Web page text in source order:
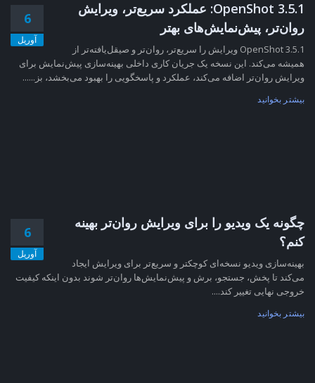
6
آوریل
OpenShot 3.5.1: عملکرد سریع‌تر، ویرایش
روان‌تر، پیش‌نمایش‌های بهتر
OpenShot 3.5.1 ویرایش را سریع‌تر، روان‌تر و صیقل‌یافته‌تر از
همیشه می‌کند. این نسخه یک جریان کاری داخلی بهینه‌سازی پیش‌نمایش برای
ویرایش روان‌تر اضافه می‌کند، عملکرد و پاسخگویی را بهبود می‌بخشد، بز......
بیشتر بخوانید
6
آوریل
چگونه یک ویدیو را برای ویرایش روان‌تر بهینه
کنم؟
بهینه‌سازی ویدیو نسخه‌ای کوچکتر و سریع‌تر برای ویرایش ایجاد
می‌کند تا پخش، جستجو، برش و پیش‌نمایش‌ها روان‌تر شوند بدون اینکه کیفیت
خروجی نهایی تغییر کند....
بیشتر بخوانید